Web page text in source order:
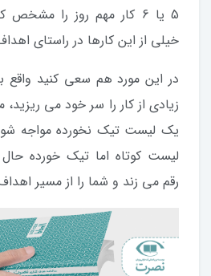
5 یا 6 کار مهم روز را
خیلی از این کارها در راستای
در این مورد هم سعی کنید
زیادی از کار را سر خود می
یک لیست تیک نخورده مواجه
لیست کوتاه اما تیک خورده
رقم می زند و شما را از مسیر